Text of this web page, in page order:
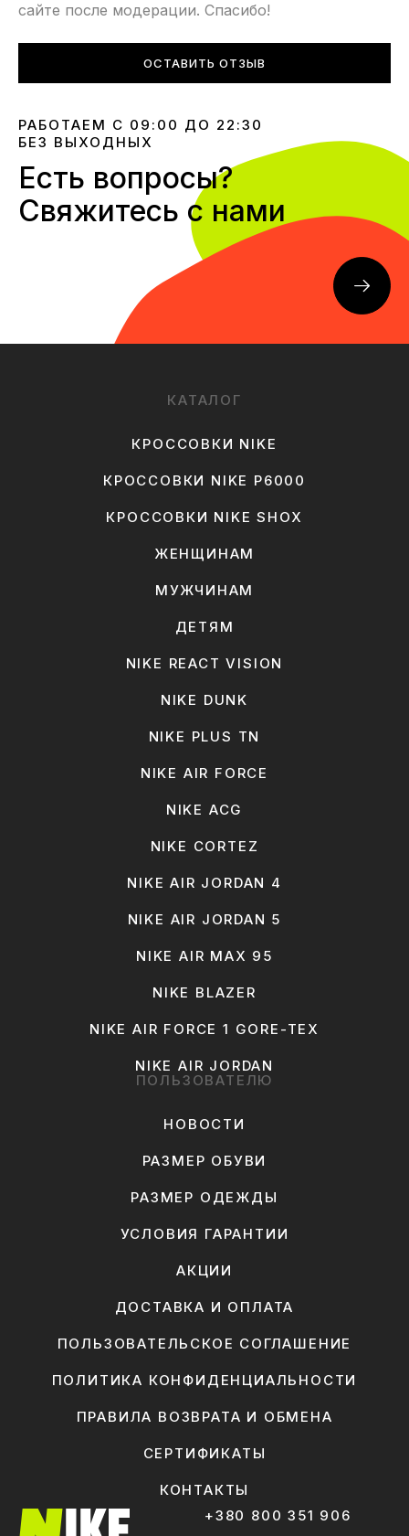
сайте после модерации. Спасибо!
ОСТАВИТЬ ОТЗЫВ
РАБОТАЕМ С 09:00 ДО 22:30
БЕЗ ВЫХОДНЫХ
Есть вопросы?
Свяжитесь с нами
КАТАЛОГ
КРОССОВКИ NIKE
КРОССОВКИ NIKE P6000
КРОССОВКИ NIKE SHOX
ЖЕНЩИНАМ
МУЖЧИНАМ
ДЕТЯМ
NIKE REACT VISION
NIKE DUNK
NIKE PLUS TN
NIKE AIR FORCE
NIKE ACG
NIKE CORTEZ
NIKE AIR JORDAN 4
NIKE AIR JORDAN 5
NIKE AIR MAX 95
NIKE BLAZER
NIKE AIR FORCE 1 GORE-TEX
NIKE AIR JORDAN
ПОЛЬЗОВАТЕЛЮ
НОВОСТИ
РАЗМЕР ОБУВИ
РАЗМЕР ОДЕЖДЫ
УСЛОВИЯ ГАРАНТИИ
АКЦИИ
ДОСТАВКА И ОПЛАТА
ПОЛЬЗОВАТЕЛЬСКОЕ СОГЛАШЕНИЕ
ПОЛИТИКА КОНФИДЕНЦИАЛЬНОСТИ
ПРАВИЛА ВОЗВРАТА И ОБМЕНА
СЕРТИФИКАТЫ
КОНТАКТЫ
+380 800 351 906